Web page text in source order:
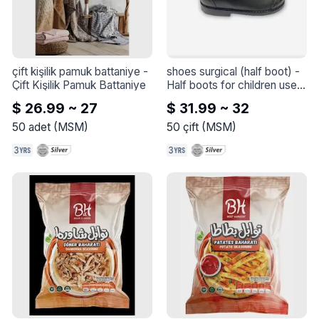
✨ Fabrikalar ve fırsatlar
arayan şirketler için ideal:
Cips baharatları.
Patates lezzetleri.
Atıştırmalıklar ve cipsler için
yaratıcı eklemeler.
Lezaroma - Son Lezzet
Deneyimi
çift kişilik pamuk battaniye
Çift Kişilik Pamuk Battaniye
$ 26.99 ~ 27
50 adet(MSM)
shoes surgical (half boot)
Half boots for children used
after surgery
$ 31.99 ~ 32
50 çift (MSM)